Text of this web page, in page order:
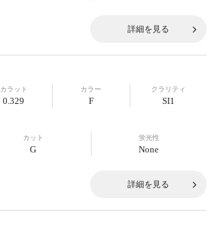
詳細を見る
カラット
0.329
カラー
F
クラリティ
SI1
カット
G
蛍光性
None
詳細を見る